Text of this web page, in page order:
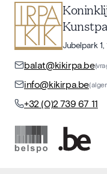
Jubelpark
balat@kikirpa.be
info@kikirpa.be
+32 (0)2 739 67 11